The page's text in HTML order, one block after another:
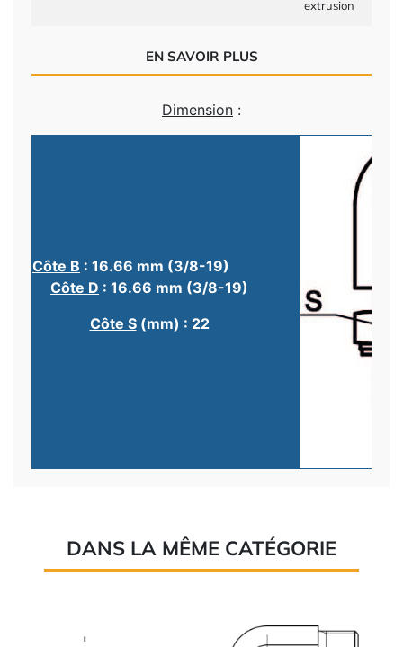
extrusion
EN SAVOIR PLUS
Dimension :
Côte B : 16.66 mm (3/8-19)
Côte D : 16.66 mm (3/8-19)
Côte S(mm) : 22
DANS LA MÊME CATÉGORIE